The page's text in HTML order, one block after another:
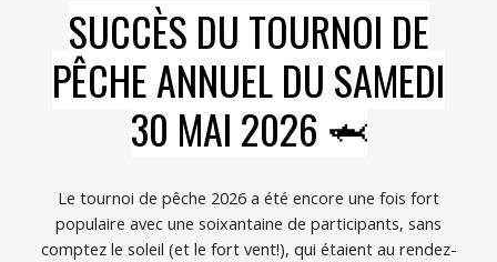
SUCCÈS DU TOURNOI DE
PÊCHE ANNUELDU SAMEDI
30 MAI 2026 🦈
Le tournoi de pêche 2026 a été encore une fois fort
populaire avec une soixantaine de participants, sans
comptez le soleil (et le fort vent!), qui étaient au rendez-